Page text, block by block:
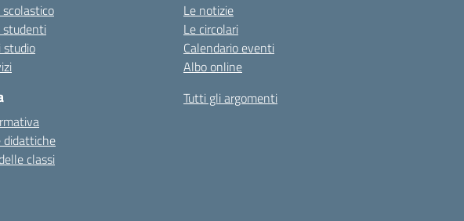
studenti
studio
didattiche
classi
Le notizie
Le circolari
Calendario eventi
Albo online
Tutti gli argomenti